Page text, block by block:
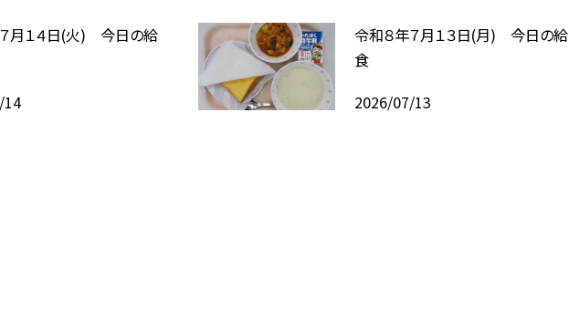
月１４日(火) 今日の給
14
令和８年７月１３日(月) 今日の給
食
2026/07/13